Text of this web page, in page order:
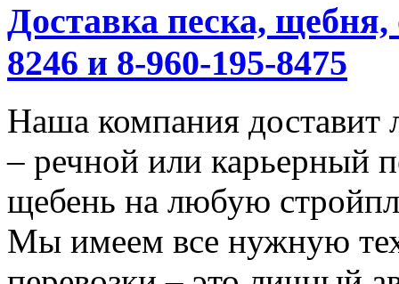
Доставка песка, щебня,
8246 и 8-960-195-8475
Наша компания доставит
– речной или карьерный
щебень на любую
Мы имеем все нужную